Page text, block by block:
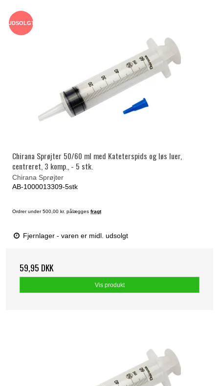
UDSOLGT
Chirana Sprøjter 50/60 ml med Kateterspids og løs luer,
centreret, 3 komp., - 5 stk.
Chirana Sprøjter
AB-1000013309-5stk
Ordrer under 500,00 kr. pålægges fragt
Fjernlager - varen er midl. udsolgt
59,95 DKK
Vis produkt